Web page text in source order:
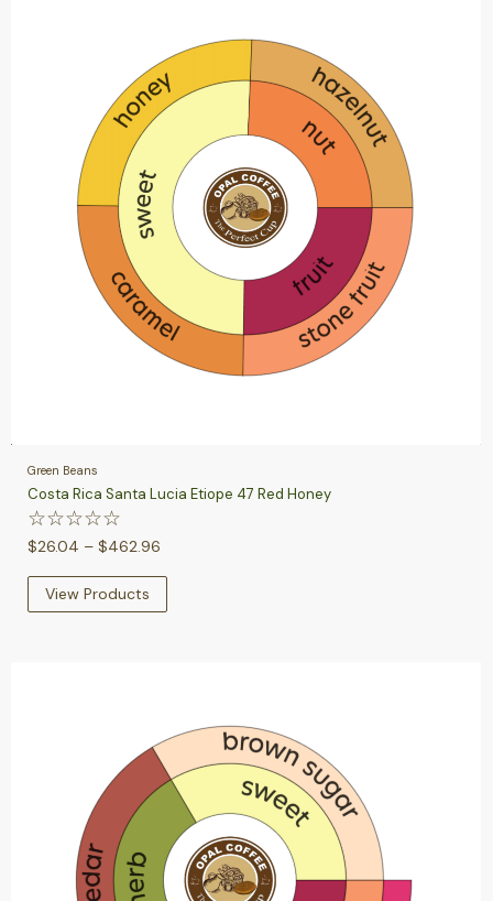
Green Beans
Costa Rica Santa Lucia Etiope 47 Red Honey
☆☆☆☆☆
$26.04 – $462.96
View Products